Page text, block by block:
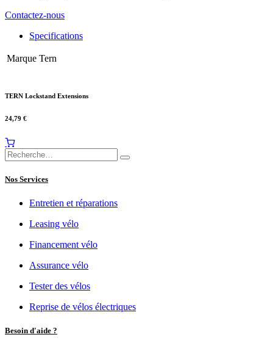
Contactez-nous
Specifications
Marque Tern
TERN Lockstand Extensions
24,79 €
Nos Services
Entretien et réparations
Leasing vélo
Financement vélo
Assurance vélo
Tester des vélos
Reprise de vélos électriques
Besoin d'aide ?